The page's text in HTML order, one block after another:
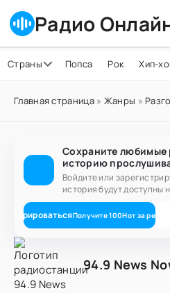
Радио
Страны Попса Рок Хип-
Главная страница» Жанры »
Сохраните любимые
историю
Войдите или
история будут доступны
Получите100Нот за
94.9 News